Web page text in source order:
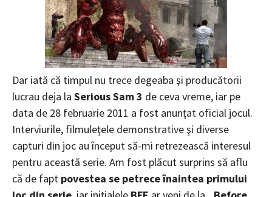
Dar iată că timpul nu trece degeaba şi producătorii
lucrau deja la Serious Sam 3 de ceva vreme, iar pe
data de 28 februarie 2011 a fost anunţat oficial jocul.
Interviurile, filmuleţele demonstrative şi diverse
capturi din joc au început să-mi retrezească interesul
pentru această serie. Am fost plăcut surprins să aflu
că de fapt povestea se petrece înaintea primului